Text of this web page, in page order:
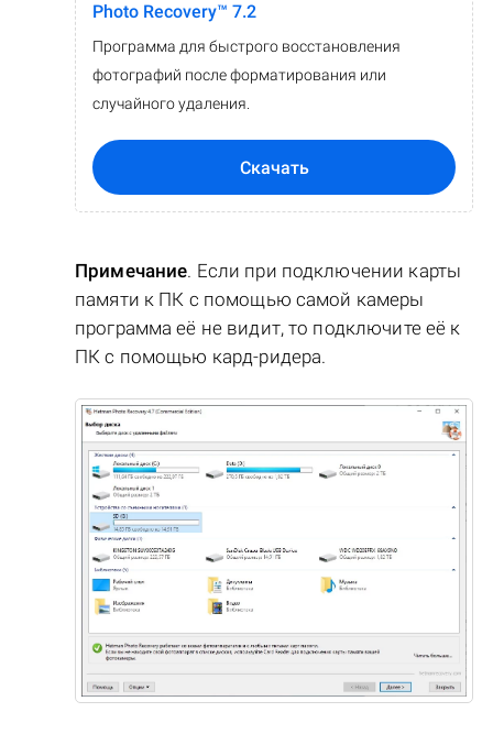
Photo Recovery™ 7.2
Программа для быстрого восстановления
фотографий после форматирования или
случайного удаления.
Скачать
Примечание. Если при подключении карты
памяти к ПК с помощью самой камеры
программа её не видит, то подключите её к
ПК с помощью кард-ридера.